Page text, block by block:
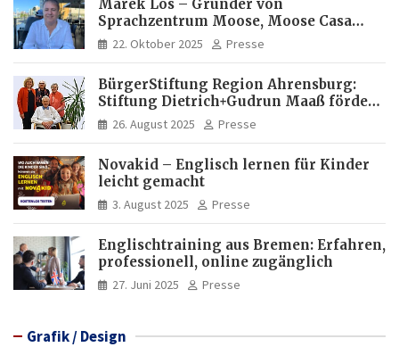
Marek Los – Gründer von
Sprachzentrum Moose, Moose Casa
Italia und Apartamento Brasil |
Internationaler Experte für Bildung
22. Oktober 2025 Presse
BürgerStiftung Region Ahrensburg:
Stiftung Dietrich+Gudrun Maaß fördert
Deutschkenntnisse von Frauen
26. August 2025 Presse
Novakid – Englisch lernen für Kinder
leicht gemacht
3. August 2025 Presse
Englischtraining aus Bremen: Erfahren,
professionell, online zugänglich
27. Juni 2025 Presse
Grafik / Design